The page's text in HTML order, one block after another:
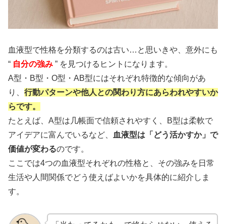
血液型で性格を分類するのは古い…と思いきや、意外にも
“ 自分の強み ” を見つけるヒントになります。
A型・B型・O型・AB型にはそれぞれ特徴的な傾向があ
り、 行動パターンや他人との関わり方にあらわれやすいか
らです。
たとえば、A型は几帳面で信頼されやすく、B型は柔軟で
アイデアに富んでいるなど、
血液型は「どう活かすか」で
価値が変わるのです。
ここでは4つの血液型それぞれの性格と、その強みを日常
生活や人間関係でどう使えばよいかを具体的に紹介しま
す。